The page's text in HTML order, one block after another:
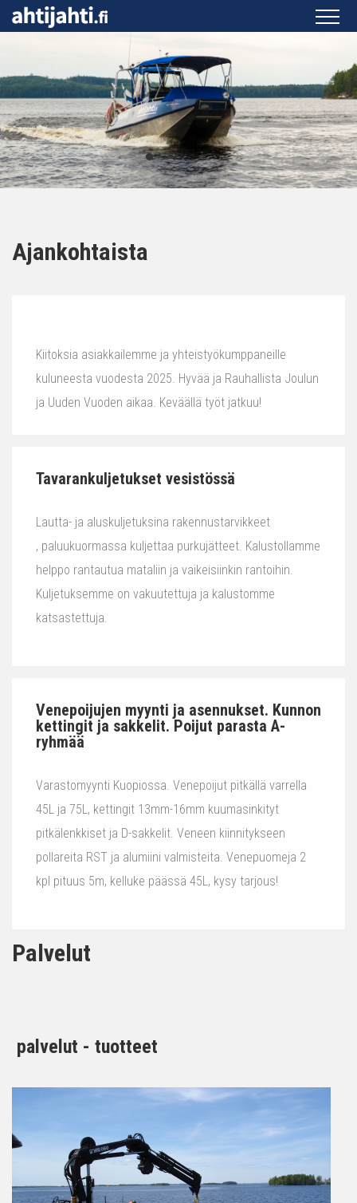
Ajankohtaista
Kiitoksia asiakkailemme ja yhteistyökumppaneille
kuluneesta vuodesta 2025. Hyvää ja Rauhallista Joulun
ja Uuden Vuoden aikaa. Keväällä työt jatkuu!
Tavarankuljetukset vesistössä
Lautta- ja aluskuljetuksina rakennustarvikkeet
, paluukuormassa kuljettaa purkujätteet. Kalustollamme
helppo rantautua mataliin ja vaikeisiinkin rantoihin.
Kuljetuksemme on vakuutettuja ja kalustomme
katsastettuja.
Venepoijujen myynti ja asennukset. Kunnon
kettingit ja sakkelit. Poijut parasta A-
ryhmää
Varastomyynti Kuopiossa. Venepoijut pitkällä varrella
45L ja 75L, kettingit 13mm-16mm kuumasinkityt
pitkälenkkiset ja D-sakkelit. Veneen kiinnitykseen
pollareita RST ja alumiini valmisteita. Venepuomeja 2
kpl pituus 5m, kelluke päässä 45L, kysy tarjous!
Palvelut
palvelut - tuotteet